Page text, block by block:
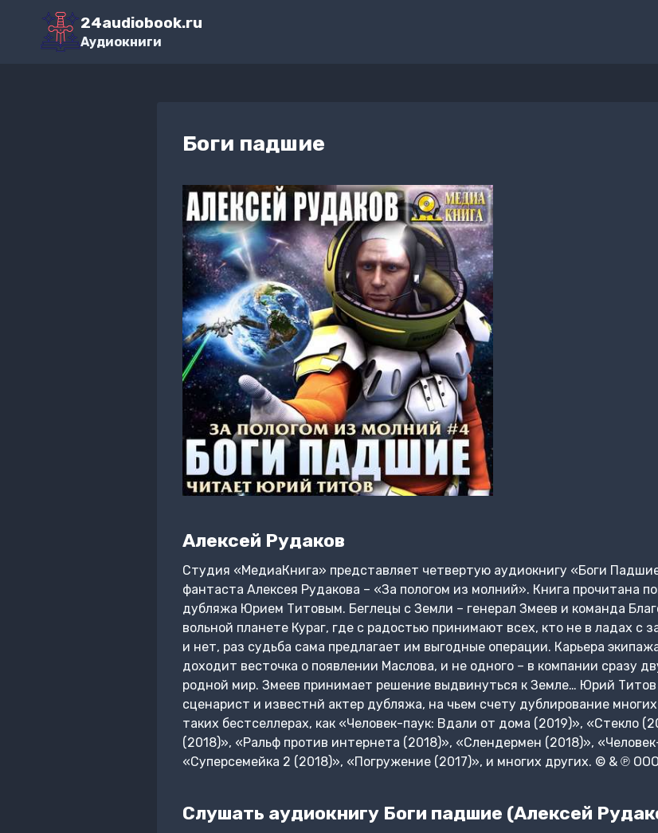
Перейти
содержимому
24audiobook.ru
Аудиокниги
Боги падшие
Алексей Рудаков
Студия «МедиаКнига» представляет четвертую аудиокнигу «Боги
фантаста Алексея Рудакова – «За пологом из молний». Книга прочитана
дубляжа Юрием Титовым. Беглецы с Земли – генерал Змеев и команда
вольной планете Кураг, где с радостью принимают всех, кто не в ладах с
и нет, раз судьба сама предлагает им выгодные операции. Карьера
доходит весточка о появлении Маслова, и не одного – в компании сразу
родной мир. Змеев принимает решение выдвинуться к Земле… Юрий
сценарист и известнй актер дубляжа, на чьем счету дублирование
таких бестселлерах, как «Человек-паук: Вдали от дома (2019)», «Стекло
(2018)», «Ральф против интернета (2018)», «Слендермен (2018)»,
«Суперсемейка 2 (2018)», «Погружение (2017)», и многих других. © & ℗
Слушать аудиокнигу Боги падшие (Алексей